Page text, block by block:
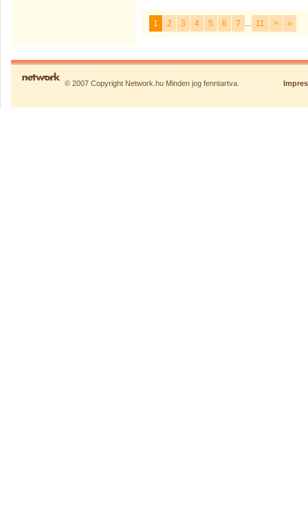
1 2 3 4 5 6 7 ... 11 > »
© 2007 Copyright Network.hu Minden jog fenntartva.